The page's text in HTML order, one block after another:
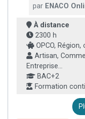
par ENACO
À distance
2300 h
OPCO,
Artisan,
Entreprise...
BAC+2
Formation